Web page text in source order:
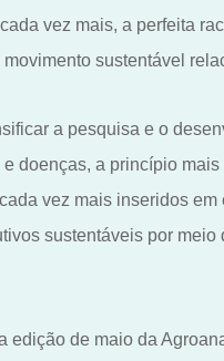
vez mais, a perfeita
sustentável
a pesquisa e o
doenças, a princípio
cada vez mais inseridos
sustentáveis por meio
edição de maio da